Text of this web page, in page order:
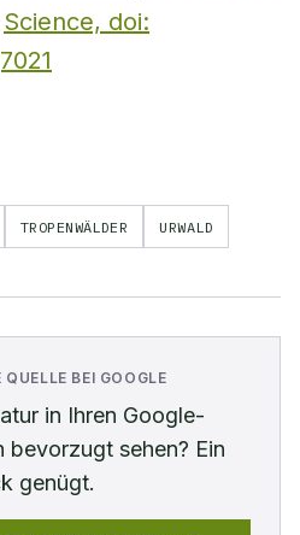
Science, doi:
TROPENWÄLDER URWALD
QUELLE BEI GOOGLE
in Ihren Google-
bevorzugt sehen? Ein
genügt.